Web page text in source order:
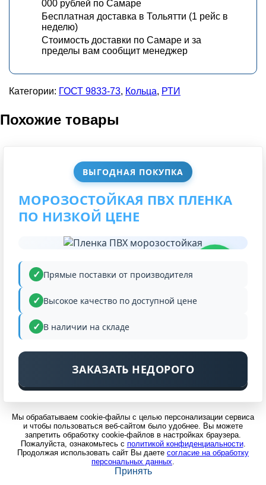
ВЫГОДНАЯ ПОКУПКА
МОРОЗОСТОЙКАЯ ПВХ ПЛЕНКА
ПО НИЗКОЙ ЦЕНЕ
Прямые поставки от производителя
Высокое качество по доступной цене
В наличии на складе
ЗАКАЗАТЬ НЕДОРОГО
000 рублей по Самаре
Бесплатная доставка в Тольятти (1 рейс в
неделю)
Стоимость доставки по Самаре и за
пределы вам сообщит менеджер
Категории: ГОСТ 9833-73, Кольца, РТИ
Похожие товары
Мы обрабатываем cookie-файлы с целью персонализации сервиса
и чтобы пользоваться веб-сайтом было удобнее. Вы можете
запретить обработку cookie-файлов в настройках браузера.
Пожалуйста, ознакомьтесь с политикой конфиденциальности.
Продолжая использовать сайт Вы даете согласие на обработку
персональных данных.
Принять